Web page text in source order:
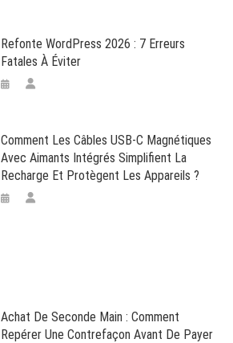
Refonte WordPress 2026 : 7 Erreurs
Fatales À Éviter
Comment Les Câbles USB-C Magnétiques
Avec Aimants Intégrés Simplifient La
Recharge Et Protègent Les Appareils ?
Achat De Seconde Main : Comment
Repérer Une Contrefaçon Avant De Payer